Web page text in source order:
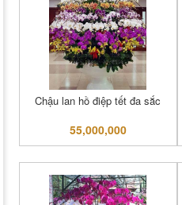
Chậu lan hồ điệp tết đa sắc
55,000,000